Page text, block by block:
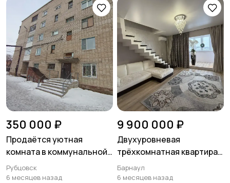
350 000 ₽
Продаётся уютная
комната в коммунальной
квартире в Рубцовске
Рубцовск
6 месяцев назад
9 900 000 ₽
Двухуровневая
трёхкомнатная квартира
77,4 м² в Барнауле
Барнаул
6 месяцев назад